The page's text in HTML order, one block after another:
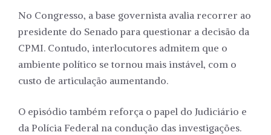
No Congresso, a base governista avalia recorrer ao
presidente do Senado para questionar a decisão da
CPMI. Contudo, interlocutores admitem que o
ambiente político se tornou mais instável, com o
custo de articulação aumentando.
O episódio também reforça o papel do Judiciário e
da Polícia Federal na condução das investigações.